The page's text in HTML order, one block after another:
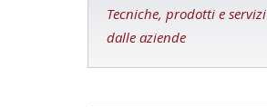
Tecniche, prodotti e servizi
dalle aziende